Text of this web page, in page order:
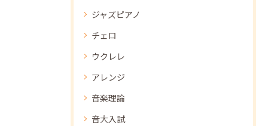
ジャズピアノ
チェロ
ウクレレ
アレンジ
音楽理論
音大入試